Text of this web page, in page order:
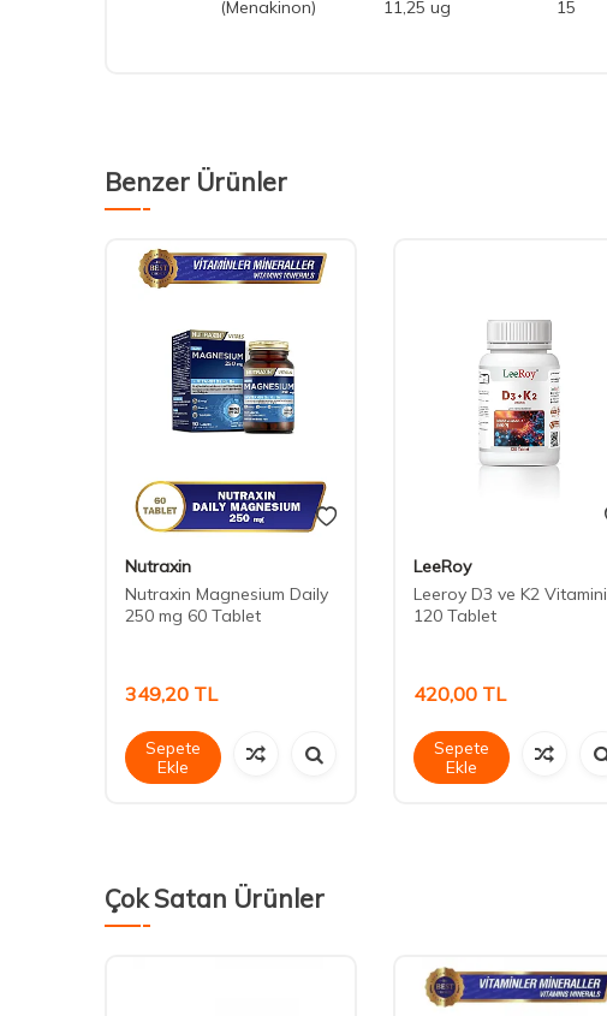
(Menakinon) 11,25 ug 15
Benzer Ürünler
Nutraxin
Nutraxin Magnesium Daily
250 mg 60 Tablet
349,20 TL
Sepete
Ekle
LeeRoy
Leeroy D3 ve K2 Vitamini
120 Tablet
420,00 TL
Sepete
Ekle
Çok Satan Ürünler